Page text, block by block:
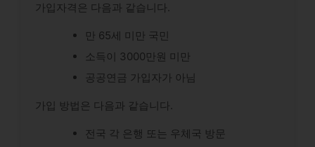
가입자격은 다음과 같습니다.
만 65세 미만 국민
소득이 3000만원 미만
공공연금 가입자가 아님
가입 방법은 다음과 같습니다.
전국 각 은행 또는 우체국 방문